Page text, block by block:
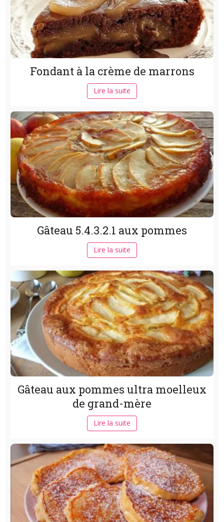
Fondant à la crème de marrons
Lire la suite
Gâteau 5.4.3.2.1 aux pommes
Lire la suite
Gâteau aux pommes ultra moelleux
de grand-mère
Lire la suite